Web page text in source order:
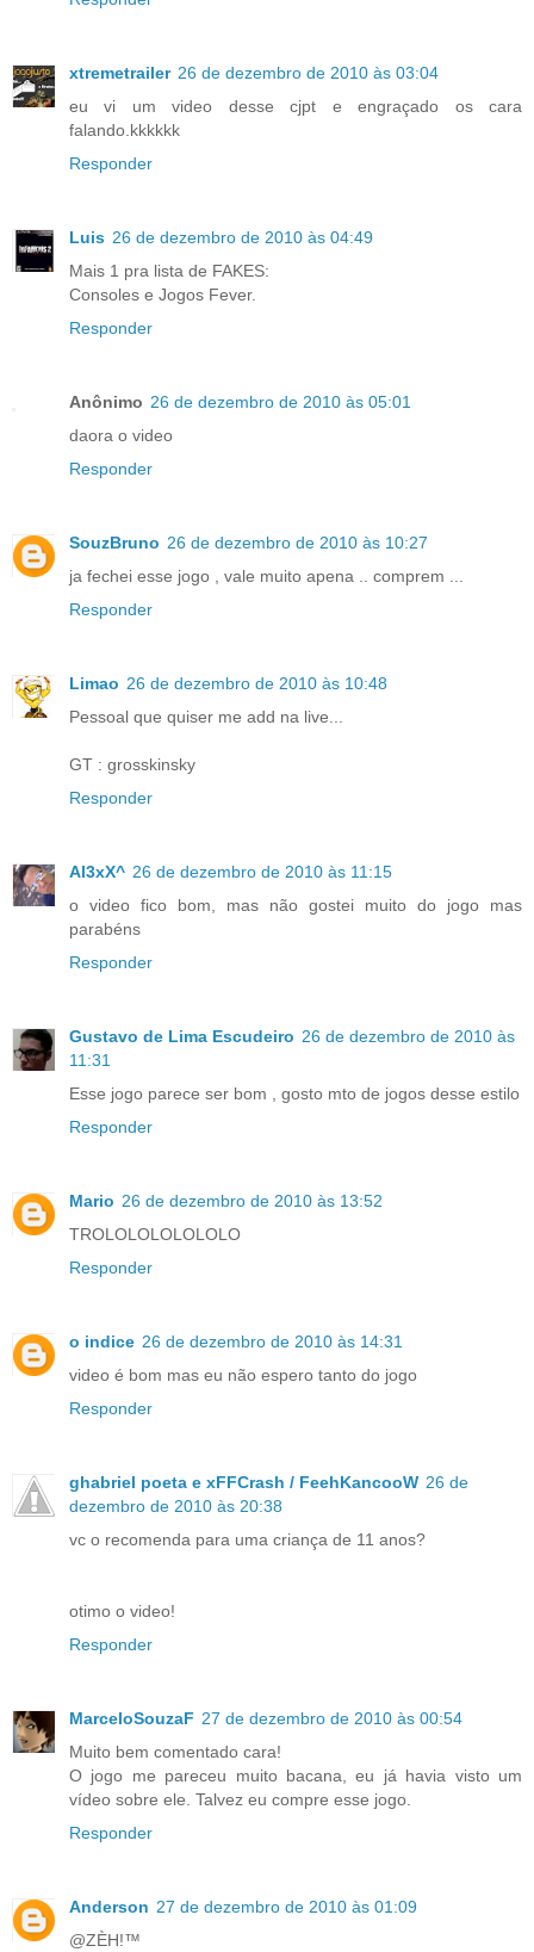
xtremetrailer 26 de dezembro de 2010 às 03:04
eu vi um video desse cjpt e engraçado os cara
falando.kkkkkk
Responder
Luis 26 de dezembro de 2010 às 04:49
Mais 1 pra lista de FAKES:
Consoles e Jogos Fever.
Responder
Anônimo 26 de dezembro de 2010 às 05:01
daora o video
Responder
SouzBruno 26 de dezembro de 2010 às 10:27
ja fechei esse jogo , vale muito apena .. comprem ...
Responder
Limao 26 de dezembro de 2010 às 10:48
Pessoal que quiser me add na live...
GT : grosskinsky
Responder
Al3xX^ 26 de dezembro de 2010 às 11:15
o video fico bom, mas não gostei muito do jogo mas
parabéns
Responder
Gustavo de Lima Escudeiro 26 de dezembro de 2010 às
11:31
Esse jogo parece ser bom , gosto mto de jogos desse estilo
Responder
Mario 26 de dezembro de 2010 às 13:52
TROLOLOLOLOLOLO
Responder
o indice 26 de dezembro de 2010 às 14:31
video é bom mas eu não espero tanto do jogo
Responder
ghabriel poeta e xFFCrash / FeehKancooW 26 de
dezembro de 2010 às 20:38
vc o recomenda para uma criança de 11 anos?
otimo o video!
Responder
MarceloSouzaF 27 de dezembro de 2010 às 00:54
Muito bem comentado cara!
O jogo me pareceu muito bacana, eu já havia visto um
vídeo sobre ele. Talvez eu compre esse jogo.
Responder
Anderson 27 de dezembro de 2010 às 01:09
@ZÈH!™